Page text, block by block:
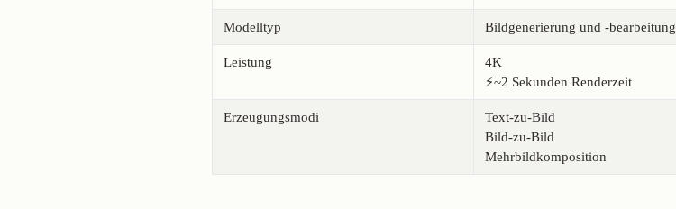
Modelltyp Bildgenerierung und -bearbeitung
Leistung
4K
⚡️~2 Sekunden Renderzeit
Erzeugungsmodi
Text-zu-Bild
Bild-zu-Bild
Mehrbildkomposition